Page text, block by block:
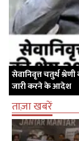
सेवानिवृत्त चतुर्थ
जारी करने के आदेश
ताज़ा खबरें